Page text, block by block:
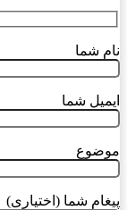
نام شما
ایمیل شما
موضوع
پیغام شما (اختیاری)